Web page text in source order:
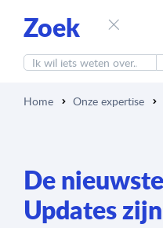
Zoek
Home Onze expertise
De
Updates